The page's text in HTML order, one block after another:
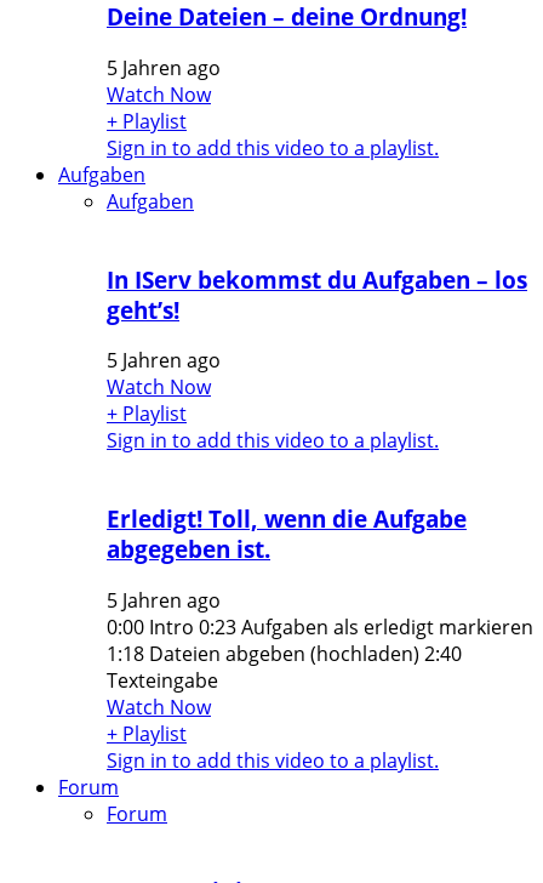
Deine Dateien – deine Ordnung!
5 Jahren ago
Watch Now
+ Playlist
Sign in to add this video to a playlist.
Aufgaben
Aufgaben
In IServ bekommst du Aufgaben – los
geht’s!
5 Jahren ago
Watch Now
+ Playlist
Sign in to add this video to a playlist.
Erledigt! Toll, wenn die Aufgabe
abgegeben ist.
5 Jahren ago
0:00 Intro 0:23 Aufgaben als erledigt markieren
1:18 Dateien abgeben (hochladen) 2:40
Texteingabe
Watch Now
+ Playlist
Sign in to add this video to a playlist.
Forum
Forum